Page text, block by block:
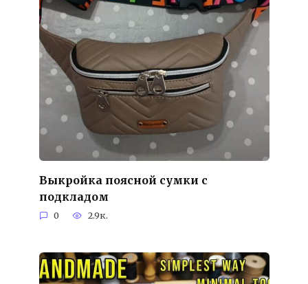
Выкройка поясной сумки с
подкладом
0 2.9к.